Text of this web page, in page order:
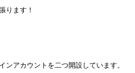
ります！
ンアカウントを二つ開設しています。